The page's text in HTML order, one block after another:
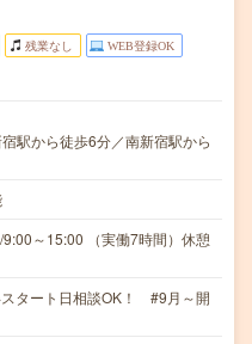
残業なし WEB登録OK
駅から徒歩6分／南新宿駅から
～15:00 （実働7時間）休憩
タート日相談OK！ #9月～開